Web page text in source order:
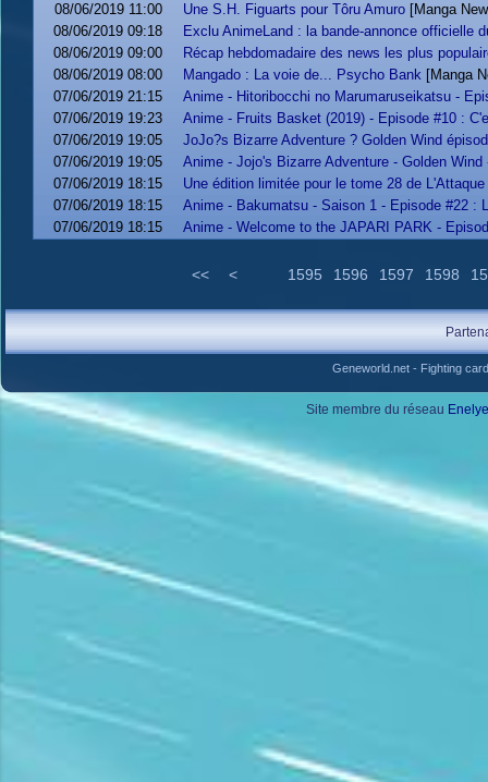
08/06/2019 11:00
Une S.H. Figuarts pour Tôru Amuro [Manga
08/06/2019 09:18
Exclu AnimeLand : la bande-annonce officielle
08/06/2019 09:00
Récap hebdomadaire des news les plus
08/06/2019 08:00
Mangado : La voie de... Psycho Bank [Manga
07/06/2019 21:15
Anime - Hitoribocchi no Marumaruseikatsu -
07/06/2019 19:23
Anime - Fruits Basket (2019) - Episode #10 :
07/06/2019 19:05
JoJo?s Bizarre Adventure ? Golden Wind
07/06/2019 19:05
Anime - Jojo's Bizarre Adventure - Golden
07/06/2019 18:15
Une édition limitée pour le tome 28 de
07/06/2019 18:15
Anime - Bakumatsu - Saison 1 - Episode #22 :
07/06/2019 18:15
Anime - Welcome to the JAPARI PARK -
<< < 1595 1596 1597 1598
Geneworld.net- Fighting
Site membre du réseau Enelye